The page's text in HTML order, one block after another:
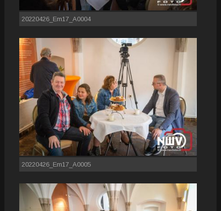
20220426_Em17_A0004
20220426_Em17_A0005